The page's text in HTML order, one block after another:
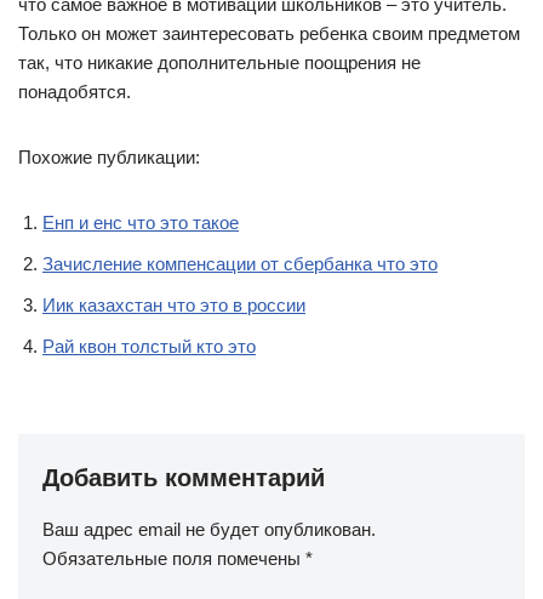
Только он может заинтересовать ребенка своим предметом
так, что никакие дополнительные поощрения не
понадобятся.
Похожие публикации:
Енп и енс что это такое
Зачисление компенсации от сбербанка что это
Иик казахстан что это в россии
Рай квон толстый кто это
Добавить комментарий
Ваш адрес email не будет опубликован.
Обязательные поля помечены *